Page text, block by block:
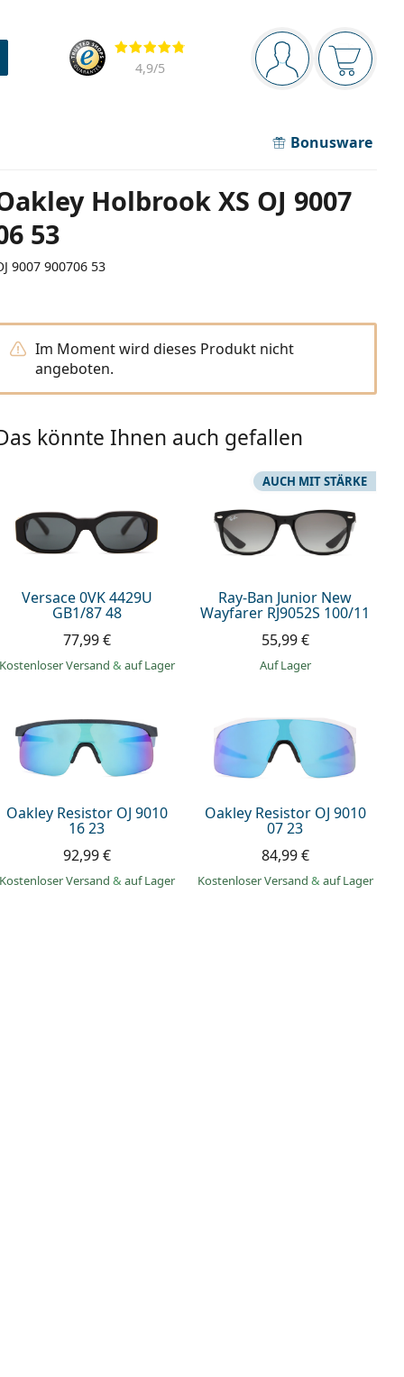
Navigationsleiste
Sie sind Der
Bewertung
4,9/5
Bonusware
Holbrook XS OJ 9007
53
9007 900706 53
Im Moment wird dieses Produkt nicht
angeboten.
könnte Ihnen auch gefallen
Versace 0VK 4429U
GB1/87 48
77,99 €
Kostenloser Versand & auf Lager
Ray-Ban Junior New
Wayfarer RJ9052S 100/11
AUCH MIT STÄRKE
55,99 €
auf Lager
Oakley Resistor OJ 9010
16 23
92,99 €
Kostenloser Versand & auf Lager
Oakley Resistor OJ 9010
07 23
84,99 €
Kostenloser Versand & auf Lager